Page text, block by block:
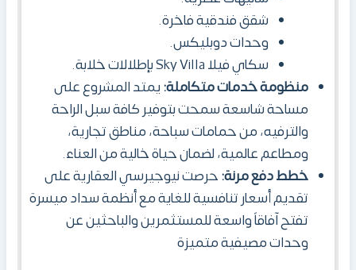
شقق فندقية فاخرة.
وحدات دوبليكس.
سكاي فيلا Sky Villa بإطلالات خلابة.
منظومة خدمات متكاملة:يمتد المشروع على
مساحة شاسعة سمحت بتوفير كافة سبل الراحة
والترفيه، من حمامات سباحة، مناطق تجارية،
ومطاعم عالمية، لضمان حياة خالية من العناء.
خطط دفع مرنة:حرصت نيوجيرسي العقارية على
تقديم أسعار تنافسية للغاية مع أنظمة سداد ميسرة
تفتح آفاقاً واسعة للمستثمرين والباحثين عن
وحدات مصيفية متميزة